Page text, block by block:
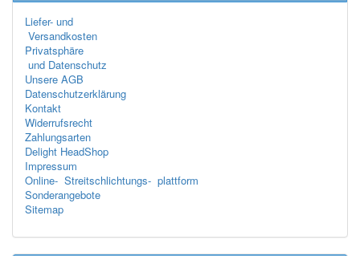
Liefer- und
Versandkosten
Privatsphäre
und Datenschutz
Unsere AGB
Datenschutzerklärung
Kontakt
Widerrufsrecht
Zahlungsarten
Delight HeadShop
Impressum
Online- Streitschlichtungs- plattform
Sonderangebote
Sitemap